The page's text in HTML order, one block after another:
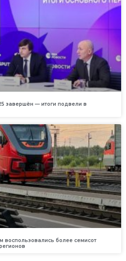
завершён — итоги подвели в
воспользовались более семисот